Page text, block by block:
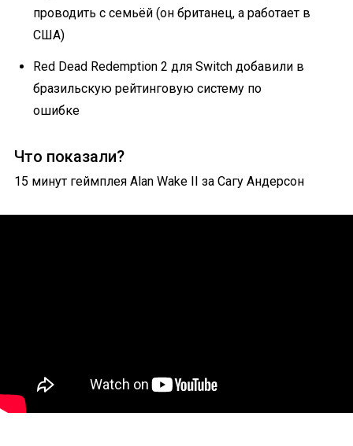
проводить с семьёй (он британец, а работает в
США)
Red Dead Redemption 2 для Switch добавили в
бразильскую рейтинговую систему по
ошибке
Что показали?
15 минут геймплея Alan Wake II за Сагу Андерсон